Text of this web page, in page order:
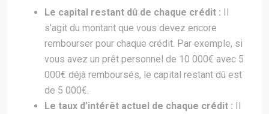
Le capital restant dû de chaque crédit : Il
s’agit du montant que vous devez encore
rembourser pour chaque crédit. Par exemple, si
vous avez un prêt personnel de 10 000€ avec 5
000€ déjà remboursés, le capital restant dû est
de 5 000€.
Le taux d’intérêt actuel de chaque crédit : Il